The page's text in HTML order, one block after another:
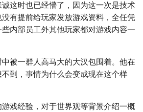
这时也已经懵了，因为这一次是技术
有提前给玩家发放游戏资料，全任凭
内部员工外其他玩家都对游戏内容一
被一群人高马大的大汉包围着。他在
到，事情为什么会变成现在这个样
戏经验，对于世界观等背景介绍一概